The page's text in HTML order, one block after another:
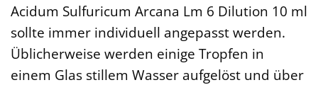
Acidum Sulfuricum Arcana Lm 6 Dilution 10 ml
sollte immer individuell angepasst werden.
Üblicherweise werden einige Tropfen in
einem Glas stillem Wasser aufgelöst und über